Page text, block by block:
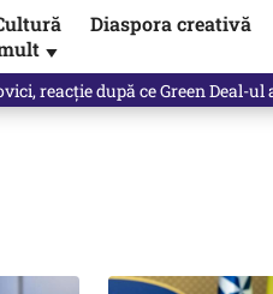
Diaspora creativă
▼
reacție după ce Green Deal-ul